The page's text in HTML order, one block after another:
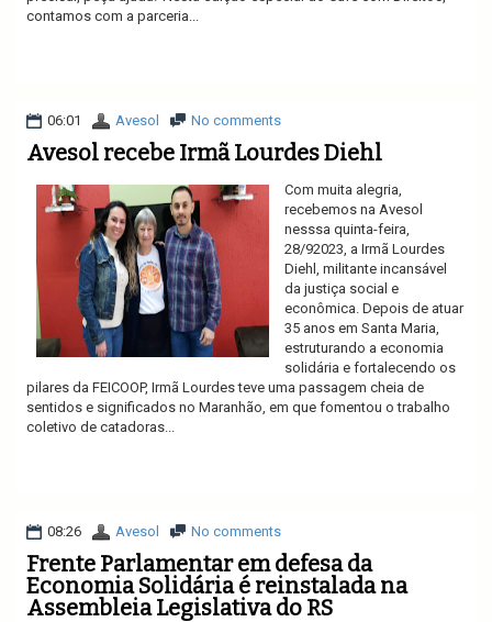
contamos com a parceria...
06:01 Avesol No comments
Avesol recebe Irmã Lourdes Diehl
Com muita alegria,
recebemos na Avesol
nesssa quinta-feira,
28/92023, a Irmã Lourdes
Diehl, militante incansável
da justiça social e
econômica. Depois de atuar
35 anos em Santa Maria,
estruturando a economia
solidária e fortalecendo os
pilares da FEICOOP, Irmã Lourdes teve uma passagem cheia de
sentidos e significados no Maranhão, em que fomentou o trabalho
coletivo de catadoras...
08:26 Avesol No comments
Frente Parlamentar em defesa da
Economia Solidária é reinstalada na
Assembleia Legislativa do RS